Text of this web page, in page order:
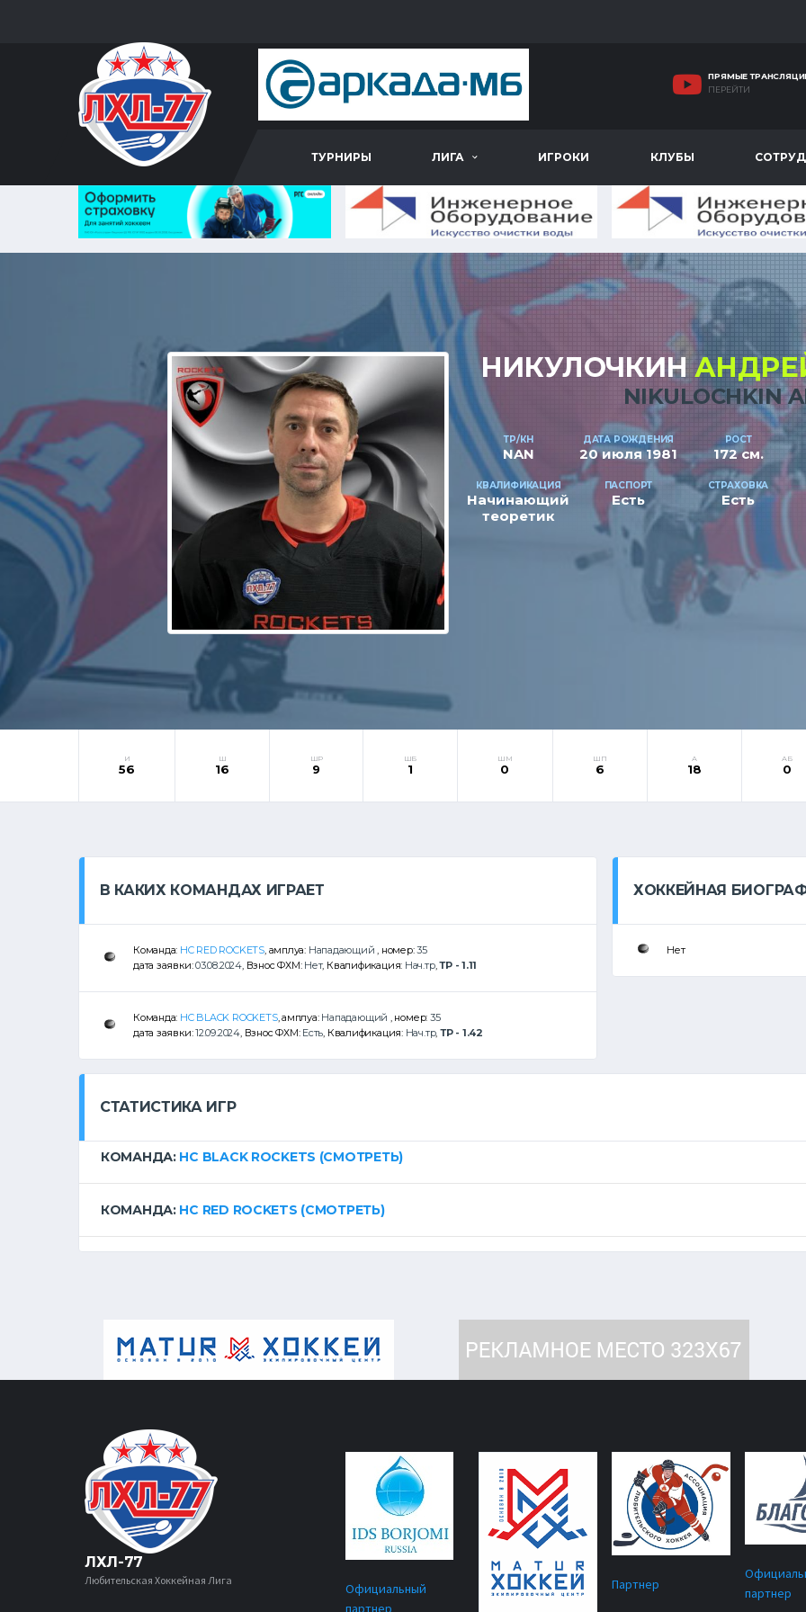
ПРЯМЫЕ
ПЕРЕЙТИ
ТУРНИРЫ ЛИГА ИГРОКИ КЛУБЫ
НИКУЛОЧКИН
NIKULOCHKIN
ТР/КН
NAN
ДАТА РОЖДЕНИЯ
20 июля 1981
РОСТ
172 см.
КВАЛИФИКАЦИЯ
Начинающий
теоретик
ПАСПОРТ
Есть
СТРАХОВКА
Есть
И
56
Ш
16
ШР
9
ШБ
1
ШМ
0
ШП
6
А
18
АБ
0
В КАКИХ КОМАНДАХ ИГРАЕТ
Команда: HC RED ROCKETS, амплуа: Нападающий , номер:35
дата заявки:03.08.2024, Взнос ФХМ: Нет, Квалификация: Нач.тр,ТР - 1.11
Команда: HC BLACK ROCKETS, амплуа: Нападающий , номер: 35
дата заявки:12.09.2024, Взнос ФХМ: Есть , Квалификация: Нач.тр, ТР - 1.42
ХОККЕЙНАЯ
Нет
СТАТИСТИКА ИГР
КОМАНДА: HC BLACK ROCKETS (СМОТРЕТЬ)
КОМАНДА: HC RED ROCKETS (СМОТРЕТЬ)
ЛХЛ-77
Любительская Хоккейная Лига
Официальный
партнер
Партнер
партнер